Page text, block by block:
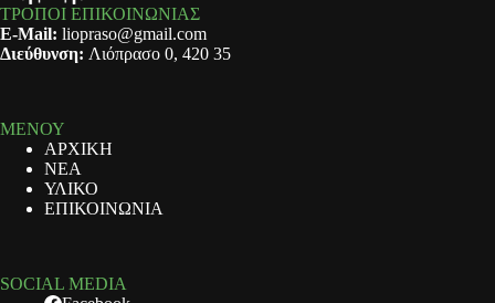
ΤΡΟΠΟΙ ΕΠΙΚΟΙΝΩΝΙΑΣ
E-Mail: liopraso@gmail.com
Διεύθυνση: Λιόπρασο 0, 420 35
ΜΕΝΟΥ
ΑΡΧΙΚΗ
ΝΕΑ
ΥΛΙΚΟ
ΕΠΙΚΟΙΝΩΝΙΑ
SOCIAL MEDIA